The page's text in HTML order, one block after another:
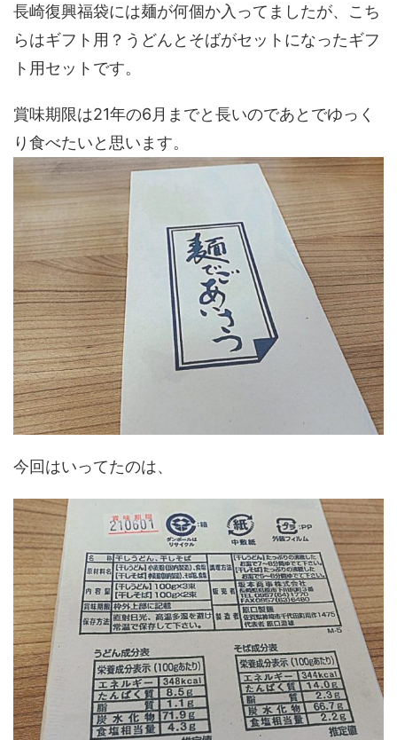
長崎復興福袋には麺が何個か入ってましたが、こち
らはギフト用？うどんとそばがセットになったギフ
ト用セットです。
賞味期限は21年の6月までと長いのであとでゆっく
り食べたいと思います。
今回はいってたのは、